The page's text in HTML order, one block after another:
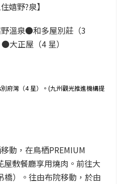
嬉野?泉】
溫泉●和多屋別莊（3
大正屋（4 星）
府灣（4 星）。(九州觀光推進機構提
動，在鳥栖PREMIUM
敷餐廳享用燒肉。前往大
橋）。往由布院移動，於由